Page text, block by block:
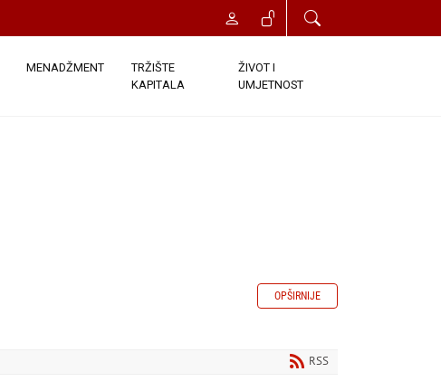
MENADŽMENT
TRŽIŠTE
KAPITALA
ŽIVOT I
UMJETNOST
OPŠIRNIJE
RSS